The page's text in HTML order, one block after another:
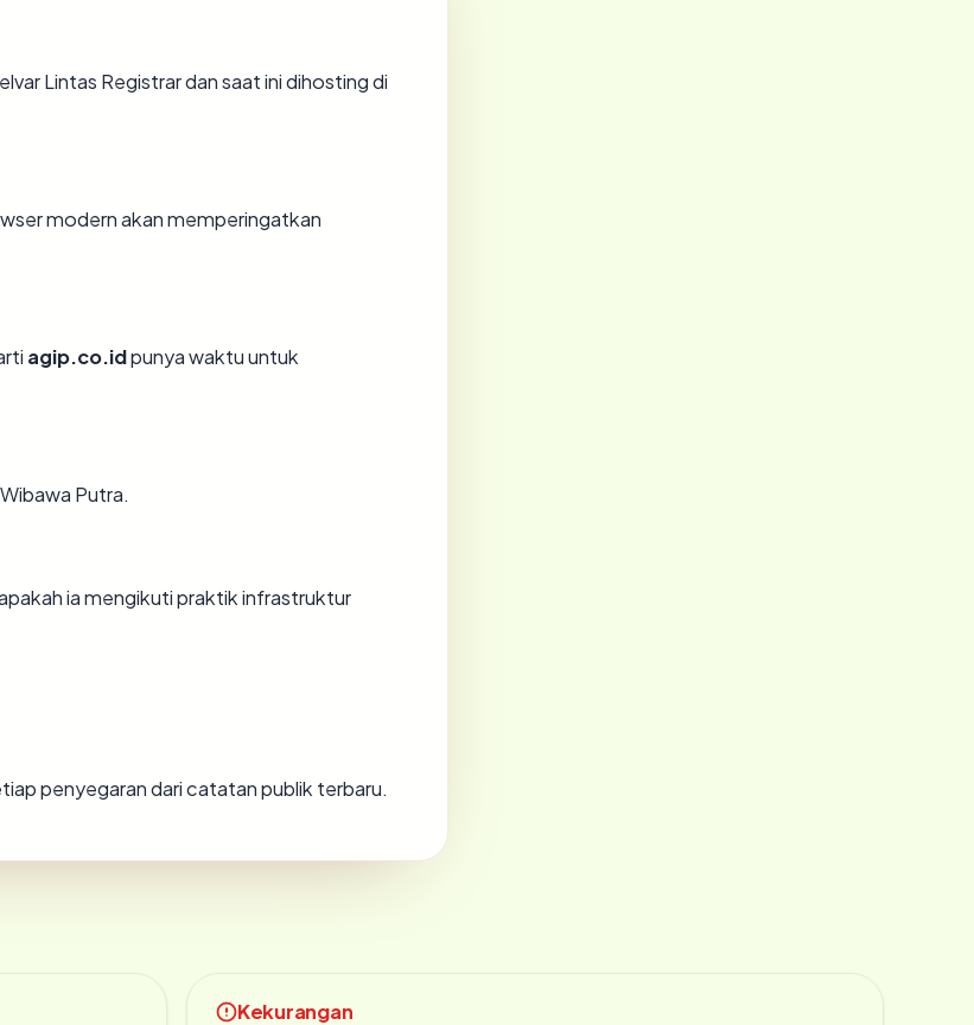
Lintas Registrar dan saat ini dihosting di
modern akan memperingatkan
agip.co.idpunya waktu untuk
Putra.
ia mengikuti praktik infrastruktur
penyegaran dari catatan publik terbaru.
Kekurangan